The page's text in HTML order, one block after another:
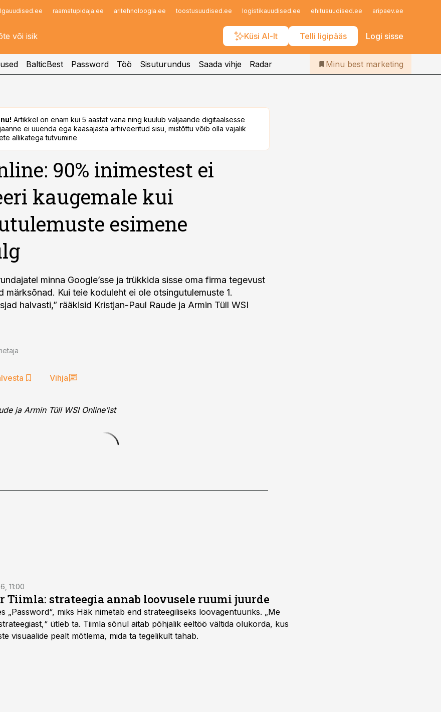
raamatupidaja.ee aritehnoloogia.ee toostusuudised.ee logistikauudised.ee ehitusuudised.ee aripaev.ee
Küsi AI-lt Telli ligipääs Logi sisse
Infopank
Iseteenindus
Telli Bestmarketing
BalticBest Password Töö Sisuturundus Saada vihje Radar Minu best marketing
Artikkel on enam kui 5 aastat vana ning kuulub väljaande digitaalsesse
ei uuenda ega kaasajasta arhiveeritud sisu, mistõttu võib olla vajalik
allikatega tutvumine
90% inimestest ei
kaugemale kui
esimene
minna Google’sse ja trükkida sisse oma firma tegevust
märksõnad. Kui teie koduleht ei ole otsingutulemuste 1.
halvasti,” rääkisid Kristjan-Paul Raude ja Armin Tüll WSI
Vihja
ja Armin Tüll WSI Online’ist
11:00
Tiimla: strateegia annab loovusele ruumi juurde
„Password“, miks Häk nimetab end strateegiliseks loovagentuuriks. „Me
ütleb ta. Tiimla sõnul aitab põhjalik eeltöö vältida olukorda, kus
visuaalide pealt mõtlema, mida ta tegelikult tahab.